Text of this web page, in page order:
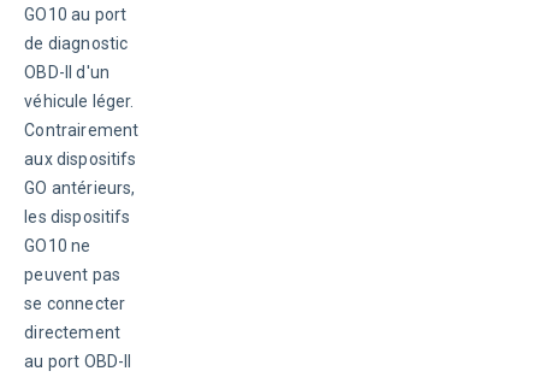
GO10 au port
de diagnostic
OBD-II d'un
véhicule léger.
Contrairement
aux dispositifs
GO antérieurs,
les dispositifs
GO10 ne
peuvent pas
se connecter
directement
au port OBD-II